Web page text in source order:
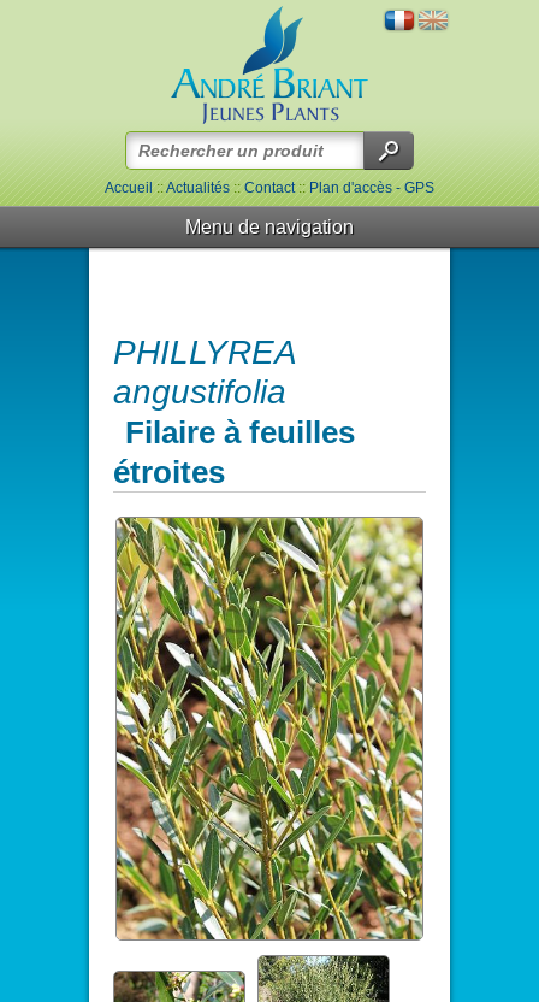
Accueil::Actualités::Contact::Plan d'accès - GPS
Menu de navigation
PHILLYREA
angustifolia
Filaire à feuilles
étroites